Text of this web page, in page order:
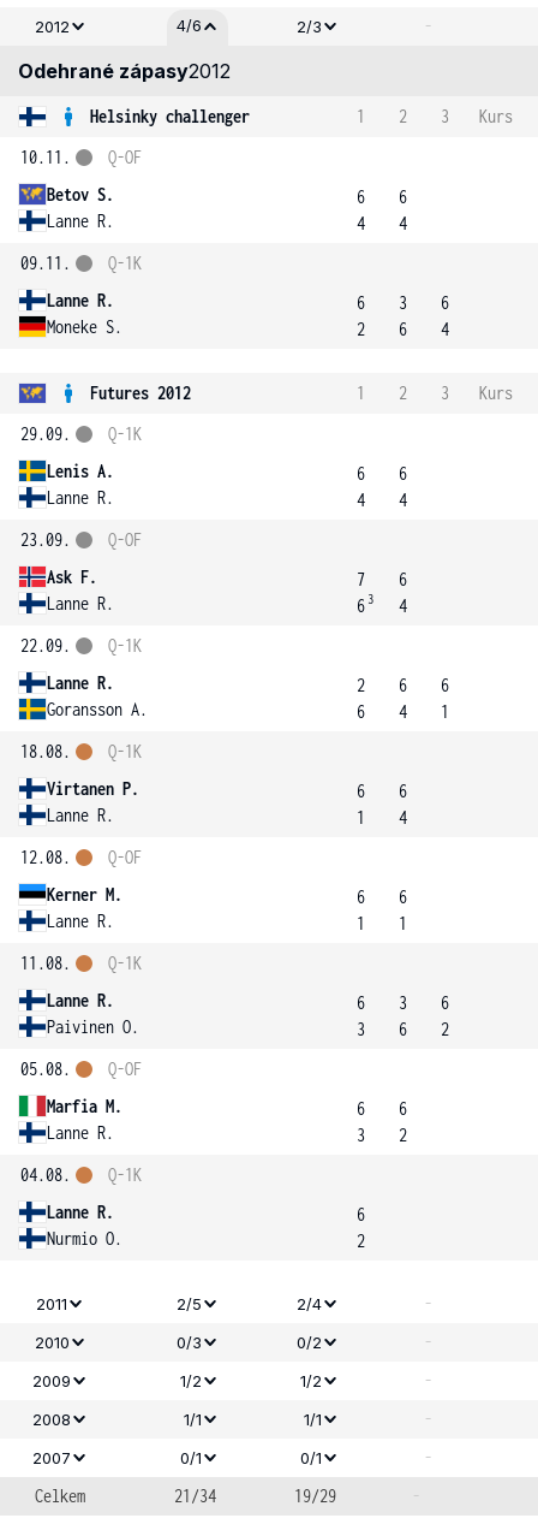
2012 4/6 2/3 -
Odehrané zápasy2012
Helsinky challenger 1 2 3
Kurs
10.11.
Betov S.
Lanne R.
Q-OF
6
4
6
4
09.11.
Lanne R.
Moneke S.
Q-1K
6
2
3
6
6
4
Futures 2012 1 2 3
Kurs
29.09.
Lenis A.
Lanne R.
Q-1K
6
4
6
4
23.09.
Ask F.
Lanne R.
Q-OF
7
6 3
6
4
22.09.
Lanne R.
Goransson A.
Q-1K
2
6
6
4
6
1
18.08.
Virtanen P.
Lanne R.
Q-1K
6
1
6
4
12.08.
Kerner M.
Lanne R.
Q-OF
6
1
6
1
11.08.
Lanne R.
Paivinen O.
Q-1K
6
3
3
6
6
2
05.08.
Marfia M.
Lanne R.
Q-OF
6
3
6
2
04.08.
Lanne R.
Nurmio O.
Q-1K
6
2
2011 2/5 2/4 -
2010 0/3 0/2 -
2009 1/2 1/2 -
2008 1/1 1/1 -
2007 0/1 0/1
-
Celkem
21/34 19/29 -